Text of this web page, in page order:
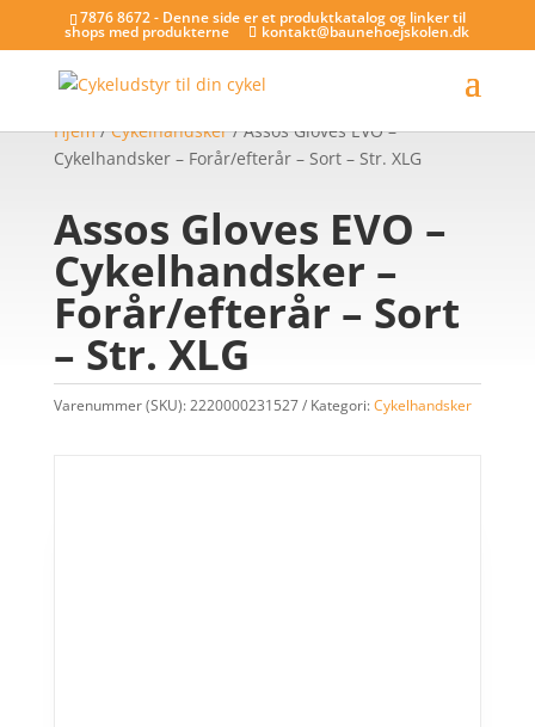
7876 8672 - Denne side er et produktkatalog og linker til
shops med produkterne kontakt@baunehoejskolen.dk
Hjem/Cykelhandsker/ Assos Gloves EVO –
Cykelhandsker – Forår/efterår – Sort – Str. XLG
Assos Gloves EVO –
Cykelhandsker –
Forår/efterår – Sort
– Str. XLG
Varenummer (SKU):2220000231527 Kategori:Cykelhandsker